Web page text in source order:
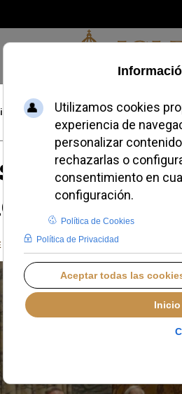
Identidad Credofobiómetro Blogs
nombrado
Extramuros
VATICANO JUEVES, 23